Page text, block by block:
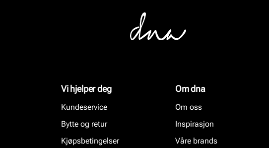
Vi hjelper deg
Kundeservice
Bytte og retur
Kjøpsbetingelser
Om dna
Om oss
Inspirasjon
Våre brands